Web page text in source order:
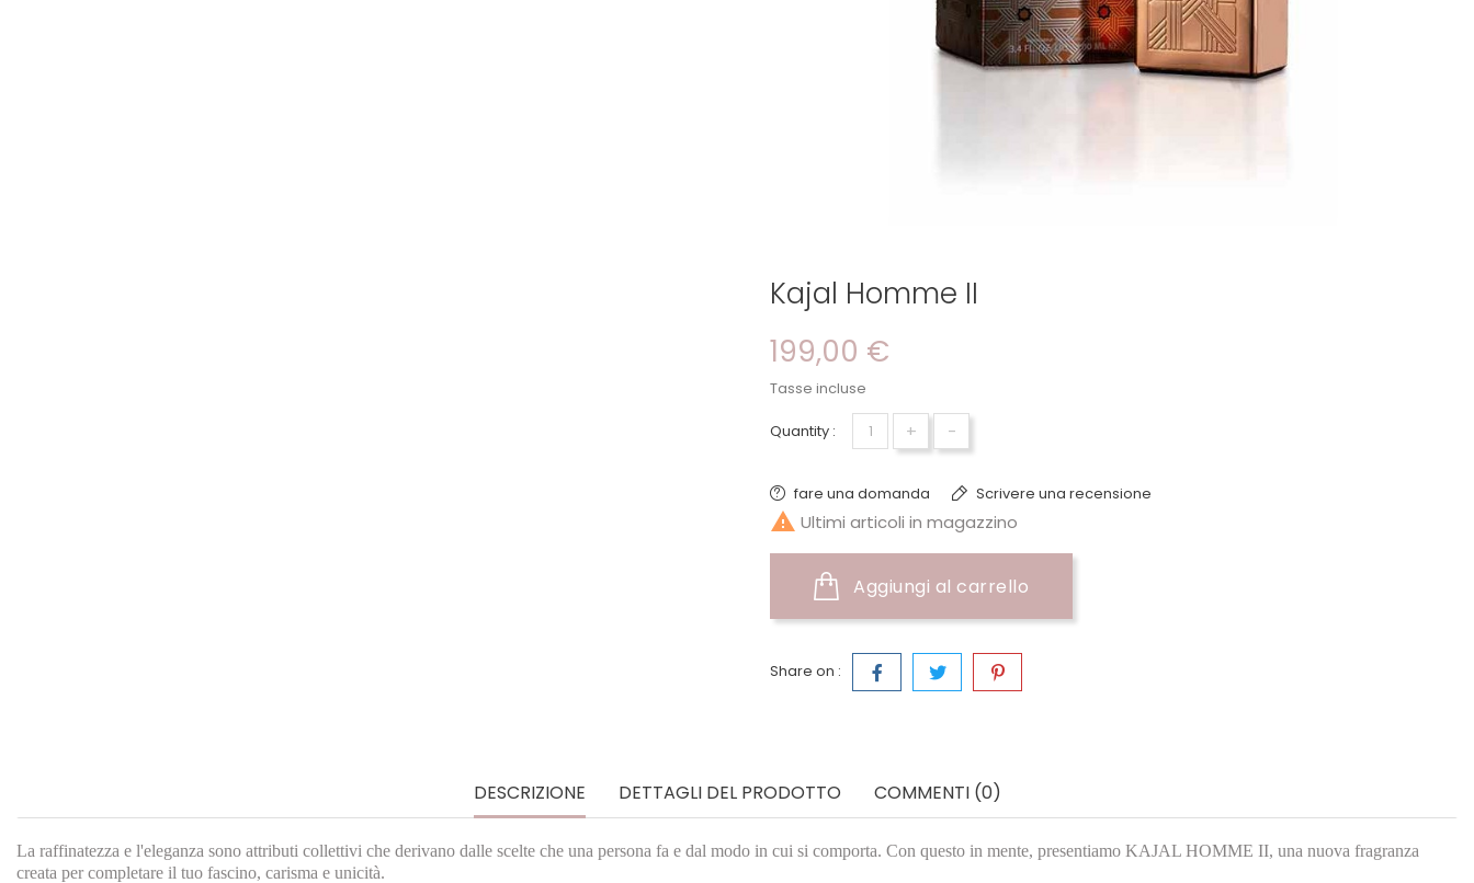
Kajal Homme II
199,00 €
Tasse incluse
Quantity : + -
fare una domanda Scrivere una recensione
 Ultimi articoli in magazzino
Aggiungi al carrello
Share on :
DESCRIZIONE DETTAGLI DEL PRODOTTO COMMENTI (0)
La raffinatezza e l'eleganza sono attributi collettivi che derivano dalle scelte che una persona fa e dal modo in cui si comporta. Con questo in mente, presentiamo KAJAL HOMME II, una nuova fragranza
creata per completare il tuo fascino, carisma e unicità.